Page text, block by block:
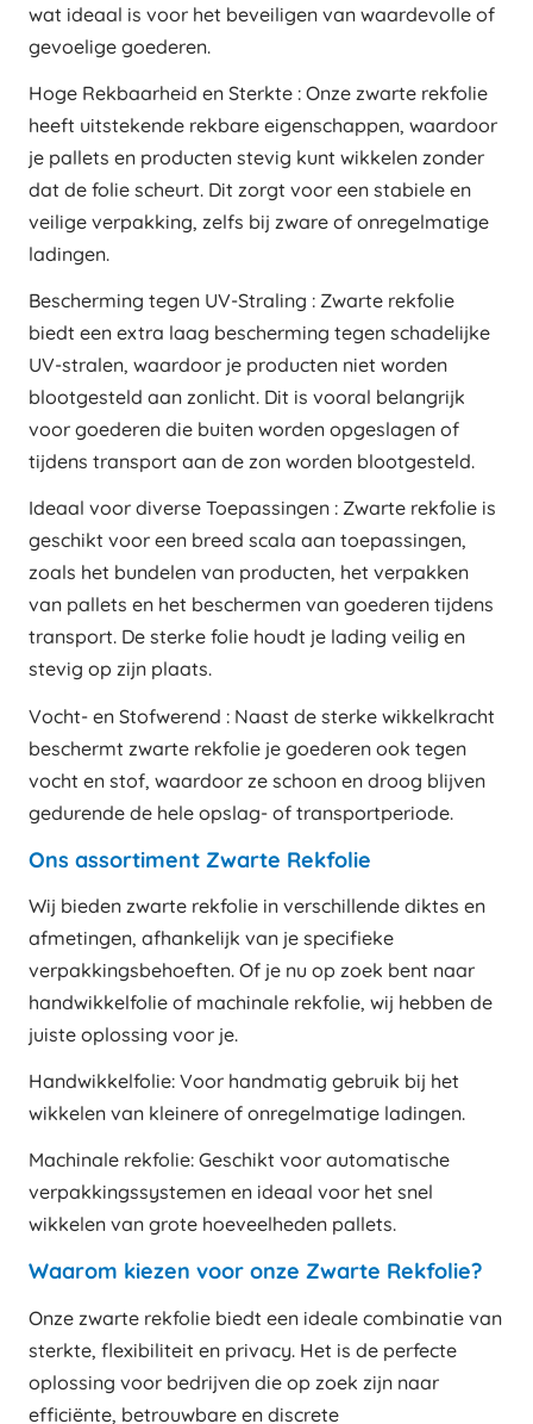
wat ideaal is voor het beveiligen van waardevolle of
gevoelige goederen.
Hoge Rekbaarheid en Sterkte : Onze zwarte rekfolie
heeft uitstekende rekbare eigenschappen, waardoor
je pallets en producten stevig kunt wikkelen zonder
dat de folie scheurt. Dit zorgt voor een stabiele en
veilige verpakking, zelfs bij zware of onregelmatige
ladingen.
Bescherming tegen UV-Straling : Zwarte rekfolie
biedt een extra laag bescherming tegen schadelijke
UV-stralen, waardoor je producten niet worden
blootgesteld aan zonlicht. Dit is vooral belangrijk
voor goederen die buiten worden opgeslagen of
tijdens transport aan de zon worden blootgesteld.
Ideaal voor diverse Toepassingen : Zwarte rekfolie is
geschikt voor een breed scala aan toepassingen,
zoals het bundelen van producten, het verpakken
van pallets en het beschermen van goederen tijdens
transport. De sterke folie houdt je lading veilig en
stevig op zijn plaats.
Vocht- en Stofwerend : Naast de sterke wikkelkracht
beschermt zwarte rekfolie je goederen ook tegen
vocht en stof, waardoor ze schoon en droog blijven
gedurende de hele opslag- of transportperiode.
Ons assortiment Zwarte Rekfolie
Wij bieden zwarte rekfolie in verschillende diktes en
afmetingen, afhankelijk van je specifieke
verpakkingsbehoeften. Of je nu op zoek bent naar
handwikkelfolie of machinale rekfolie, wij hebben de
juiste oplossing voor je.
Handwikkelfolie: Voor handmatig gebruik bij het
wikkelen van kleinere of onregelmatige ladingen.
Machinale rekfolie: Geschikt voor automatische
verpakkingssystemen en ideaal voor het snel
wikkelen van grote hoeveelheden pallets.
Waarom kiezen voor onze Zwarte Rekfolie?
Onze zwarte rekfolie biedt een ideale combinatie van
sterkte, flexibiliteit en privacy. Het is de perfecte
oplossing voor bedrijven die op zoek zijn naar
efficiënte, betrouwbare en discrete